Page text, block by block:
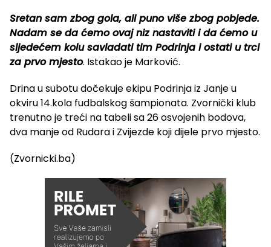
Sretan sam zbog gola, ali puno više zbog pobjede.
Nadam se da ćemo ovaj niz nastaviti i da ćemo u
sljedećem kolu savladati tim Podrinja i ostati u trci
za prvo mjesto. Istakao je Marković.
Drina u subotu dočekuje ekipu Podrinja iz Janje u
okviru 14.kola fudbalskog šampionata. Zvornički klub
trenutno je treći na tabeli sa 26 osvojenih bodova,
dva manje od Rudara i Zvijezde koji dijele prvo mjesto.
(Zvornicki.ba)